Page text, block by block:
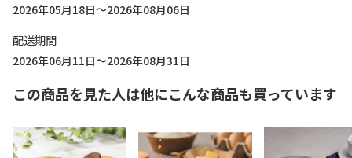
2026年05月18日～2026年08月06日
配送期間
2026年06月11日～2026年08月31日
この商品を見た人は他にこんな商品も買っています